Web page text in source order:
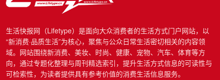
生活快报网（Lifetype）是面向大众消费者的生活方式门户网站，以
“新消费·品质生活”为核心，聚焦与公众日常生活密切相关的内容领
域。网站围绕新消费、美妆、时尚、健康、宠物、汽车、体育等方
向，通过专题化整理与周刊精选索引，提升生活方式信息的可读性与
可检索性，为读者提供具有参考价值的消费生活信息服务。